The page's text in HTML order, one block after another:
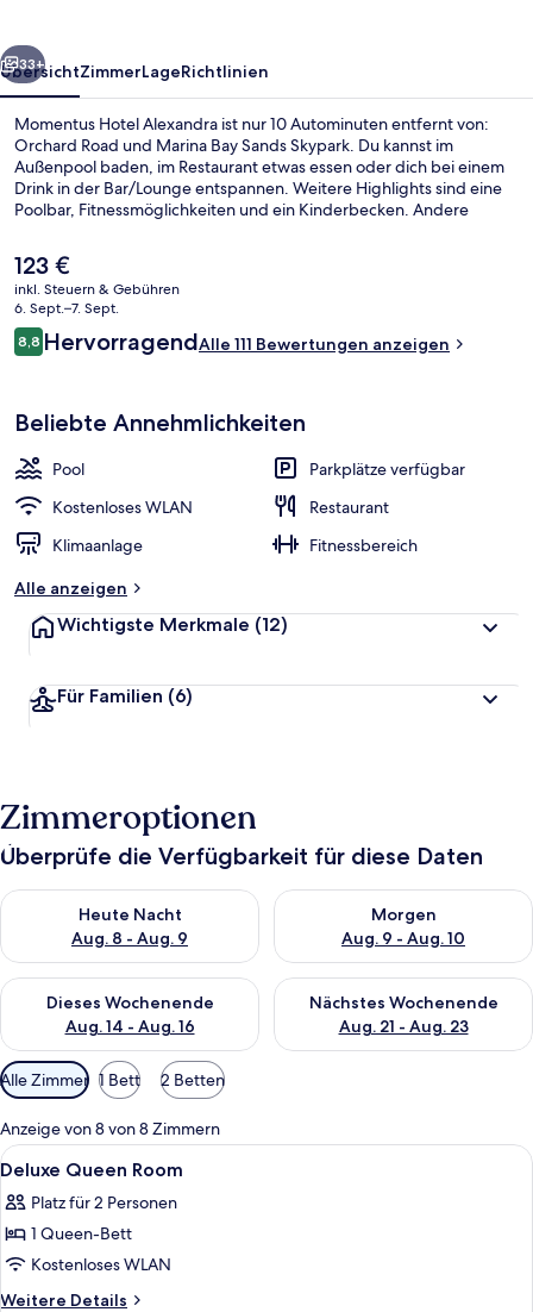
Weiter
33+
ÜbersichtZimmerLageRichtlinien
Momentus Hotel Alexandra ist nur 10 Autominuten entfernt von:
Orchard Road und Marina Bay Sands Skypark. Du kannst im
Außenpool baden, im Restaurant etwas essen oder dich bei einem
Drink in der Bar/Lounge entspannen. Weitere Highlights sind eine
Poolbar, Fitnessmöglichkeiten und ein Kinderbecken. Andere
Unterkunft ist nur einen kurzen Fußmarsch von den öffentlichen
Verkehrsmitteln entfernt: Zur U-Bahn (S-Bahn-Station
Queenstown) sind es 13 Minuten.
Der
aktuelle
Preis
beträgt
123 €.
123 €
inkl. Steuern & Gebühren
6. Sept.–7. Sept.
Bewertungen
8,88,8 von 10.
HervorragendAlle 111 Bewertungen anzeigen
Beliebte Annehmlichkeiten
Pool
Parkplätze verfügbar
Kostenloses WLAN
Restaurant
Klimaanlage
Fitnessbereich
Alle anzeigen
Wichtigste Merkmale (12)
Für Familien (6)
Zimmeroptionen
Überprüfe die Verfügbarkeit für diese Daten
Heute Nacht
Aug. 8 - Aug. 9
Überprüfe die Verfügbarkeit für heute Nacht, Aug. 8 - Aug. 9.
Morgen
Aug. 9 - Aug. 10
Überprüfe die Verfügbarkeit
Dieses Wochenende
Aug. 14 - Aug. 16
Überprüfe die Verfügbarkeit für dieses Wochenende, Aug. 14
Nächstes Wochenende
Aug. 21 - Aug. 23
Überprüfe die Verfügbarkeit
Verfügbare
Filter
für
Zimmer
Alle Zimmer 1 Bett 2 Betten
Anzeige von 8 von 8 Zimmern
Alle
Fotos
für
Deluxe
Queen
Room
Zimmersafe, Schreibtisch,
1
Deluxe Queen Room
Platz für 2 Personen
1 Queen-Bett
Kostenloses WLAN
Weitere Details
Weitere